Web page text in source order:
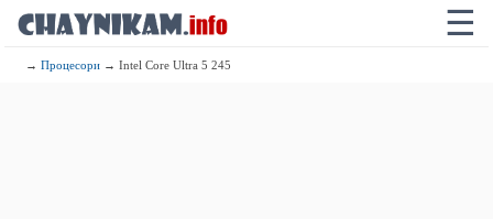
☰
→Процесори → Intel Core Ultra 5 245